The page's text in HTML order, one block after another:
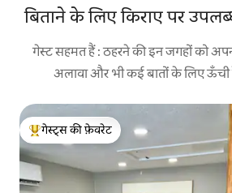
बिताने के लिए किराए पर
गेस्ट सहमत हैं : ठहरने की इन जगहों को
अलावा और भी कई बातों के लिए ऊँची
गेस्ट्स का टॉप फ़ेवरेट
गेस्ट्स की फ़ेवरेट